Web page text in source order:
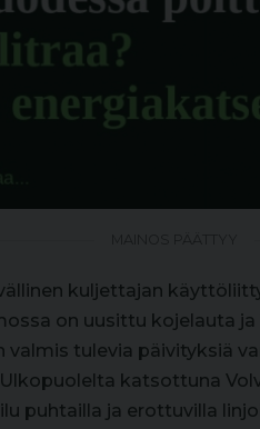
kuljettajan
on uusittu kojelauta
tulevia päivityksiä
katsottuna
puhtailla ja erottuvilla